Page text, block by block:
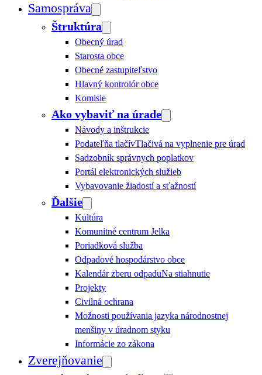
Samospráva
Štruktúra
Obecný úrad
Starosta obce
Obecné zastupiteľstvo
Hlavný kontrolór obce
Komisie
Ako vybaviť na úrade
Návody a inštrukcie
Podateľňa tlačívTlačivá na vyplnenie pre úrad
Sadzobník správnych poplatkov
Portál elektronických služieb
Vybavovanie žiadostí a sťažností
Ďalšie
Kultúra
Komunitné centrum Jelka
Poriadková služba
Odpadové hospodárstvo obce
Kalendár zberu odpaduNa stiahnutie
Projekty
Civilná ochrana
Možnosti používania jazyka národnostnej
menšiny v úradnom styku
Informácie zo zákona
Zverejňovanie